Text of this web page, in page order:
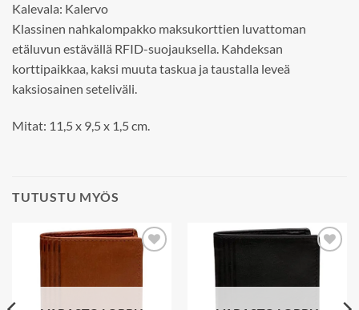
Kalevala: Kalervo
Klassinen nahkalompakko maksukorttien luvattoman
etäluvun estävällä RFID-suojauksella. Kahdeksan
korttipaikkaa, kaksi muuta taskua ja taustalla leveä
kaksiosainen seteliväli.
Mitat: 11,5 x 9,5 x 1,5 cm.
TUTUSTU MYÖS